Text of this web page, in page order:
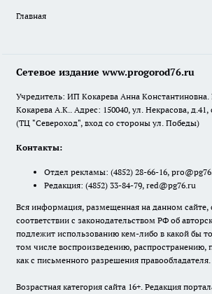
Главная
Сетевое издание www.progorod76.ru
Учредитель: ИП Кокарева Анна Константиновна.
Кокарева А.К.. Адрес: 150040, ул. Некрасова,
(ТЦ "Североход", вход со стороны ул. Победы)
Контакты:
Отдел рекламы: (4852) 28-66-16,
Редакция: (4852) 33-84-79, red@pg76.ru
Вся информация, размещенная на данном сайте,
соответствии с законодательством РФ об
подлежит использованию кем-либо в какой бы
том числе воспроизведению, распространению,
как с письменного разрешения правообладателя.
Возрастная категория сайта 16+. Редакция